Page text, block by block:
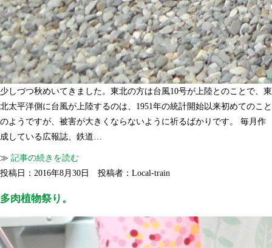
少しづつ秋めいてきました。東北の方は台風10号が上陸とのことで、東
北太平洋側に台風が上陸するのは、1951年の統計開始以来初めてのこと
のようですが、被害が大きくならないように祈るばかりです。 毎月作
成している広報誌、鉄道…
≫ 記事の続きを読む
投稿日：2016年8月30日 投稿者：Local-train
多肉植物祭り。